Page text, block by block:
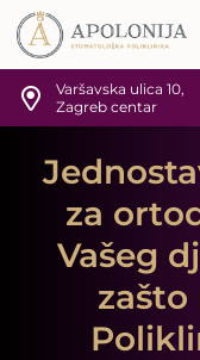
Varšavska ulica 10,
Zagreb centar
za
Vašeg